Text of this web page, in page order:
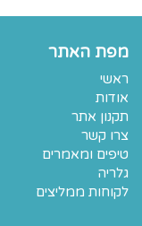
מפת האתר
ראשי
אודות
תקנון אתר
צרו קשר
טיפים ומאמרים
גלריה
לקוחות ממליצים